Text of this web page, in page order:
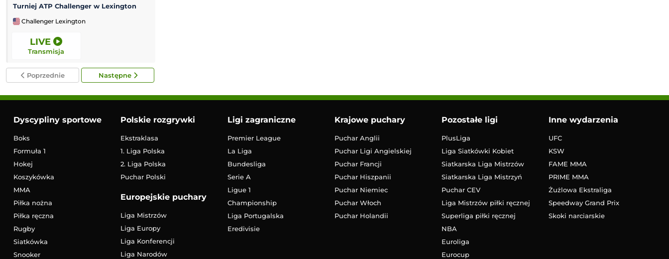
Turniej ATP Challenger w Lexington
Challenger Lexington
LIVE
Transmisja
Poprzednie Następne
Dyscypliny sportowe
Boks
Formuła 1
Hokej
Koszykówka
MMA
Piłka nożna
Piłka ręczna
Rugby
Siatkówka
Snooker
Polskie rozgrywki
Ekstraklasa
1. Liga Polska
2. Liga Polska
Puchar Polski
Europejskie puchary
Liga Mistrzów
Liga Europy
Liga Konferencji
Liga Narodów
Ligi zagraniczne
Premier League
La Liga
Bundesliga
Serie A
Ligue 1
Championship
Liga Portugalska
Eredivisie
Krajowe puchary
Puchar Anglii
Puchar Ligi Angielskiej
Puchar Francji
Puchar Hiszpanii
Puchar Niemiec
Puchar Włoch
Puchar Holandii
Pozostałe ligi
PlusLiga
Liga Siatkówki Kobiet
Siatkarska Liga Mistrzów
Siatkarska Liga Mistrzyń
Puchar CEV
Liga Mistrzów piłki ręcznej
Superliga piłki ręcznej
NBA
Euroliga
Eurocup
Inne wydarzenia
UFC
KSW
FAME MMA
PRIME MMA
Żużlowa Ekstraliga
Speedway Grand Prix
Skoki narciarskie